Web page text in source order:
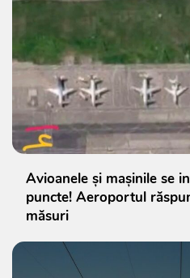
Avioanele și mașinile se
puncte! Aeroportul
măsuri